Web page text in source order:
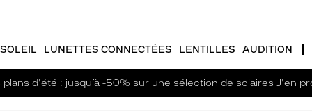
LUNETTES CONNECTÉES LENTILLES AUDITION
plans d'été : jusqu’à -50% sur une sélection de solaires J'en